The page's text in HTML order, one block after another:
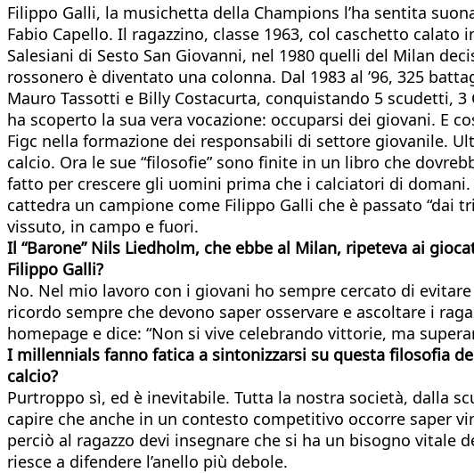
Filippo Galli, la musichetta della Champions l’ha sentita
Fabio Capello. Il ragazzino, classe 1963, col caschetto
Salesiani di Sesto San Giovanni, nel 1980 quelli del Milan
rossonero è diventato una colonna. Dal 1983 al ’96, 325
Mauro Tassotti e Billy Costacurta, conquistando 5 scudetti,
ha scoperto la sua vera vocazione: occuparsi dei giovani. E
Figc nella formazione dei responsabili di settore giovanile.
calcio. Ora le sue “filosofie” sono finite in un libro che
fatto per crescere gli uomini prima che i calciatori di
cattedra un campione come Filippo Galli che è passato
vissuto, in campo e fuori.
Il “Barone” Nils Liedholm, che ebbe al Milan, ripeteva ai
Filippo Galli?
No. Nel mio lavoro con i giovani ho sempre cercato di
ricordo sempre che devono saper osservare e ascoltare i
homepage e dice: “Non si vive celebrando vittorie, ma
I millennials fanno fatica a sintonizzarsi su questa filosofia
calcio?
Purtroppo sì, ed è inevitabile. Tutta la nostra società, dalla
capire che anche in un contesto competitivo occorre saper
perciò al ragazzo devi insegnare che si ha un bisogno vitale
riesce a difendere l’anello più debole.